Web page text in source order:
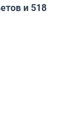
и 518